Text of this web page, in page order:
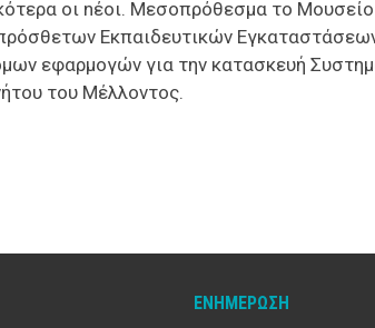
οι nέοι. Μεσοπρόθεσμα το
Εκπαιδευτικών
εφαρμογών για την κατασκευή
του Μέλλοντος.
ΕΝΗΜΈΡΩΣΗ